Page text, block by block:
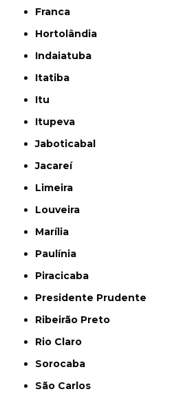
Franca
Hortolândia
Indaiatuba
Itatiba
Itu
Itupeva
Jaboticabal
Jacareí
Limeira
Louveira
Marília
Paulínia
Piracicaba
Presidente Prudente
Ribeirão Preto
Rio Claro
Sorocaba
São Carlos